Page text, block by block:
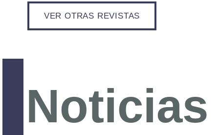
VER OTRAS REVISTAS
Noticias